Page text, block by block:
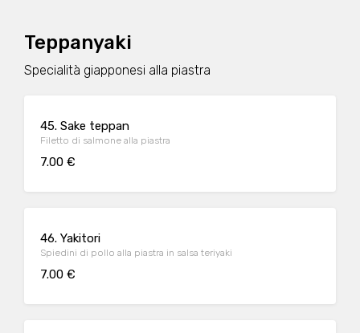
Teppanyaki
Specialità giapponesi alla piastra
45. Sake teppan
Filetto di salmone alla piastra
7.00 €
46. Yakitori
Spiedini di pollo alla piastra in salsa teriyaki
7.00 €